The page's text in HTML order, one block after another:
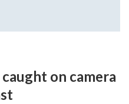
on camera